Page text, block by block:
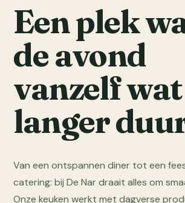
Een plek
de avond
vanzelf wat
langer
Van een ontspannen diner tot een
catering: bij De Nar draait alles om
Onze keuken werkt met dagverse